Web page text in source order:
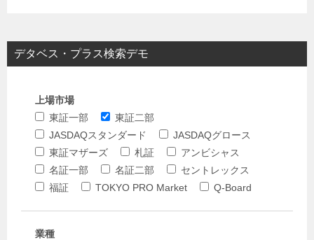
デタベス・プラス検索デモ
上場市場
東証一部
東証二部
JASDAQスタンダード
JASDAQグロース
東証マザーズ
札証
アンビシャス
名証一部
名証二部
セントレックス
福証
TOKYO PRO Market Q-Board
業種